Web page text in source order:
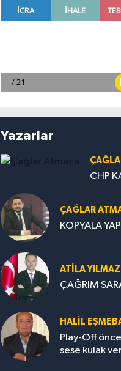
Yazarlar
CHP
ÇAĞLAR
KOPYALA
ATILA YILMAZ
ÇAĞRIM
HALIL
Play-Off
sese kulak